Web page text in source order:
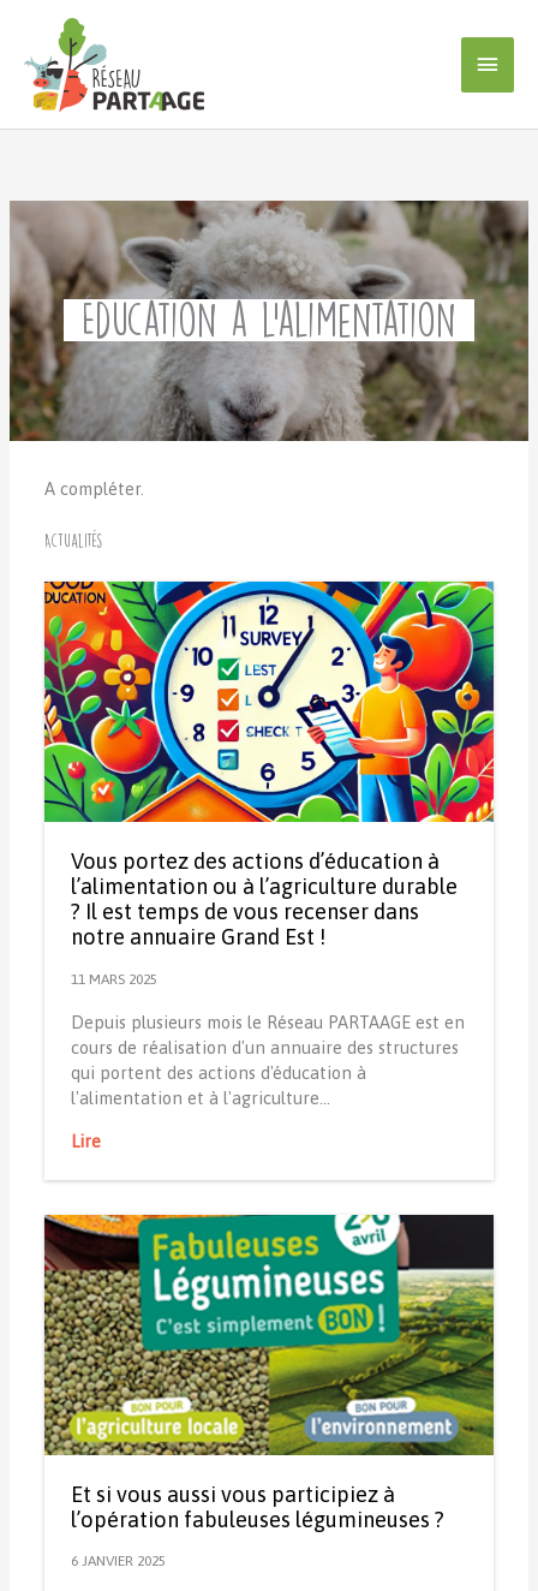
contenu
Éducation à l’alimentation
A compléter.
Actualités
Vous portez des actions d’éducation à
l’alimentation ou à l’agriculture durable
? Il est temps de vous recenser dans
notre annuaire Grand Est !
11 MARS 2025
Depuis plusieurs mois le Réseau PARTAAGE est en
cours de réalisation d'un annuaire des structures
qui portent des actions d'éducation à
l'alimentation et à l'agriculture…
Lire
Et si vous aussi vous participiez à
l’opération fabuleuses légumineuses ?
6 JANVIER 2025